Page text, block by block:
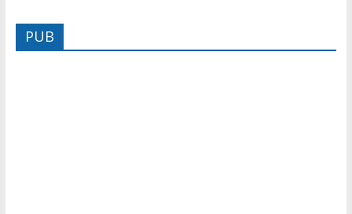
PUB